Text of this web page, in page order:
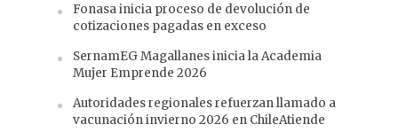
Fonasa inicia proceso de devolución de
cotizaciones pagadas en exceso
SernamEG Magallanes inicia la Academia
Mujer Emprende 2026
Autoridades regionales refuerzan llamado a
vacunación invierno 2026 en ChileAtiende